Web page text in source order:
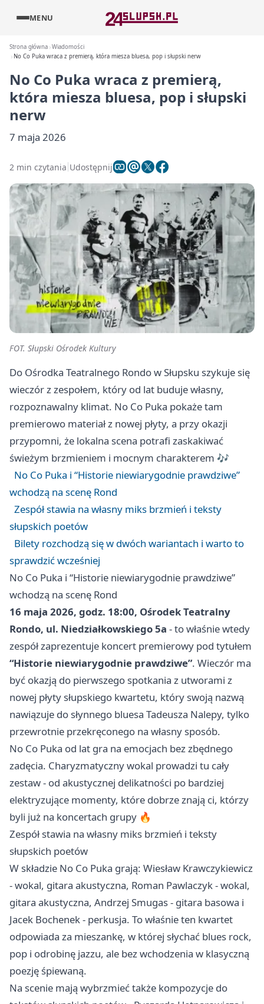
MENU
Strona główna Wiadomości
No Co Puka wraca z premierą, która miesza bluesa, pop i słupski nerw
No Co Puka wraca z premierą,
która miesza bluesa, pop i słupski
nerw
7 maja 2026
2 min czytania Udostępnij
FOT. Słupski Ośrodek Kultury
Do Ośrodka Teatralnego Rondo w Słupsku szykuje się
wieczór z zespołem, który od lat buduje własny,
rozpoznawalny klimat. No Co Puka pokaże tam
premierowo materiał z nowej płyty, a przy okazji
przypomni, że lokalna scena potrafi zaskakiwać
świeżym brzmieniem i mocnym charakterem 🎶
No Co Puka i “Historie niewiarygodnie prawdziwe”
wchodzą na scenę Rond
Zespół stawia na własny miks brzmień i teksty
słupskich poetów
Bilety rozchodzą się w dwóch wariantach i warto to
sprawdzić wcześniej
No Co Puka i “Historie niewiarygodnie prawdziwe”
wchodzą na scenę Rond
16 maja 2026, godz. 18:00, Ośrodek Teatralny
Rondo, ul. Niedziałkowskiego 5a - to właśnie wtedy
zespół zaprezentuje koncert premierowy pod tytułem
“Historie niewiarygodnie prawdziwe”. Wieczór ma
być okazją do pierwszego spotkania z utworami z
nowej płyty słupskiego kwartetu, który swoją nazwą
nawiązuje do słynnego bluesa Tadeusza Nalepy, tylko
przewrotnie przekręconego na własny sposób.
No Co Puka od lat gra na emocjach bez zbędnego
zadęcia. Charyzmatyczny wokal prowadzi tu cały
zestaw - od akustycznej delikatności po bardziej
elektryzujące momenty, które dobrze znają ci, którzy
byli już na koncertach grupy 🔥
Zespół stawia na własny miks brzmień i teksty
słupskich poetów
W składzie No Co Puka grają: Wiesław Krawczykiewicz
- wokal, gitara akustyczna, Roman Pawlaczyk - wokal,
gitara akustyczna, Andrzej Smugas - gitara basowa i
Jacek Bochenek - perkusja. To właśnie ten kwartet
odpowiada za mieszankę, w której słychać blues rock,
pop i odrobinę jazzu, ale bez wchodzenia w klasyczną
poezję śpiewaną.
Na scenie mają wybrzmieć także kompozycje do